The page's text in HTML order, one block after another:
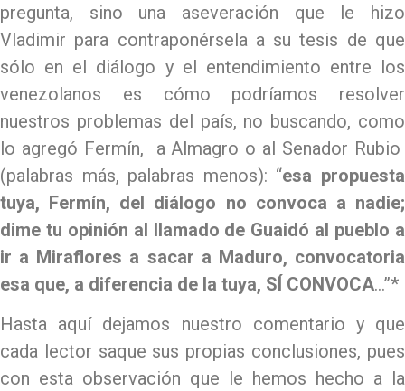
pregunta, sino una aseveración que le hizo
Vladimir para contraponérsela a su tesis de que
sólo en el diálogo y el entendimiento entre los
venezolanos es cómo podríamos resolver
nuestros problemas del país, no buscando, como
lo agregó Fermín, a Almagro o al Senador Rubio
(palabras más, palabras menos): “esa propuesta
tuya, Fermín, del diálogo no convoca a nadie;
dime tu opinión al llamado de Guaidó al pueblo a
ir a Miraflores a sacar a Maduro, convocatoria
esa que, a diferencia de la tuya, SÍ CONVOCA…”*
Hasta aquí dejamos nuestro comentario y que
cada lector saque sus propias conclusiones, pues
con esta observación que le hemos hecho a la